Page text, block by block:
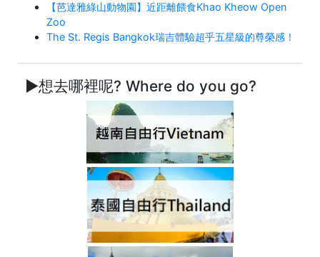
【芭達雅綠山動物園】近距離餵食Khao Kheow Open
Zoo
The St. Regis Bangkok瑞吉體驗超乎五星級的尊榮感！
►想去哪裡呢? Where do you go?